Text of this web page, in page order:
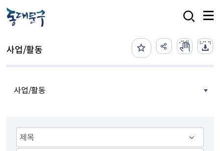
사업/활동
사업/활동